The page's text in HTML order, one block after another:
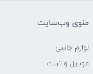
منوی وب‌سایت
لوازم جانبی
موبایل و تبلت